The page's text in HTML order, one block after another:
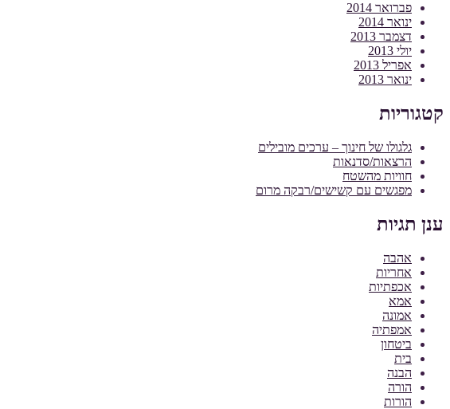
פברואר 2014
ינואר 2014
דצמבר 2013
יולי 2013
אפריל 2013
ינואר 2013
קטגוריות
גלגולו של חינוך – ערכים מובילים
הרצאות/סדנאות
חוויות מהשטח
מפגשים עם קשישים/רבקה מרום
ענן תגיות
אהבה
אחריות
אכפתיות
אמא
אמונה
אמפתיה
ביטחון
בית
הבנה
הורה
הורות